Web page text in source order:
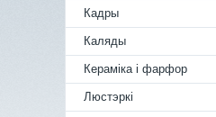
Кадры
Каляды
Кераміка і фарфор
Люстэркі